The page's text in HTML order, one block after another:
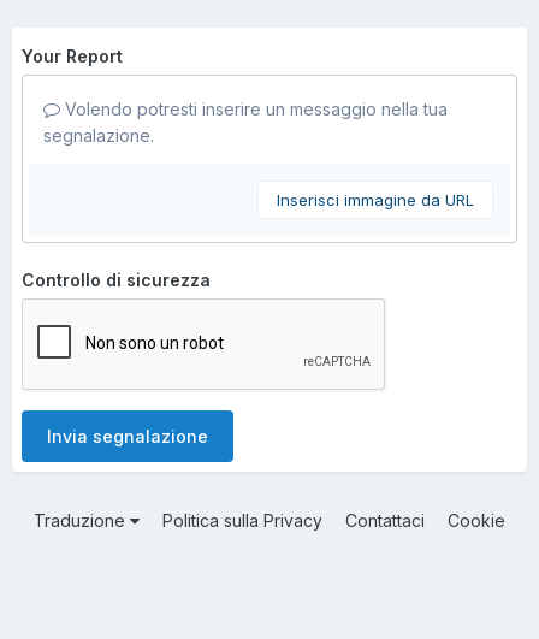
Your Report
Volendo potresti inserire un messaggio nella tua
segnalazione.
Inserisci immagine da URL
Controllo di sicurezza
Invia segnalazione
Traduzione Politica sulla Privacy Contattaci Cookie